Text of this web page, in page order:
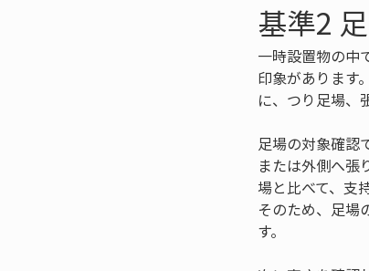
基準2
一時設置物の中
印象があります
に、つり足場、
足場の対象確認
または外側へ張
場と比べて、支
そのため、足場
す。